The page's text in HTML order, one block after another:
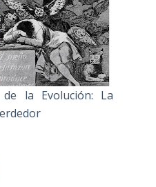
la Evolución: La